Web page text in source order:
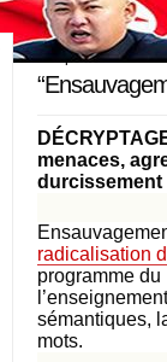
6 septembre 2020
menaces,
durcissement
radicalisation
programme
sémantiques,
mots.